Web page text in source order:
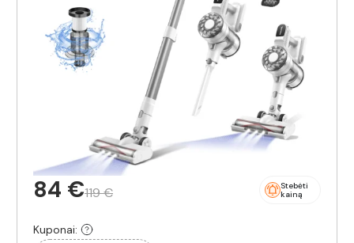
84 €119 €
Stebėti
kainą
Kuponai: